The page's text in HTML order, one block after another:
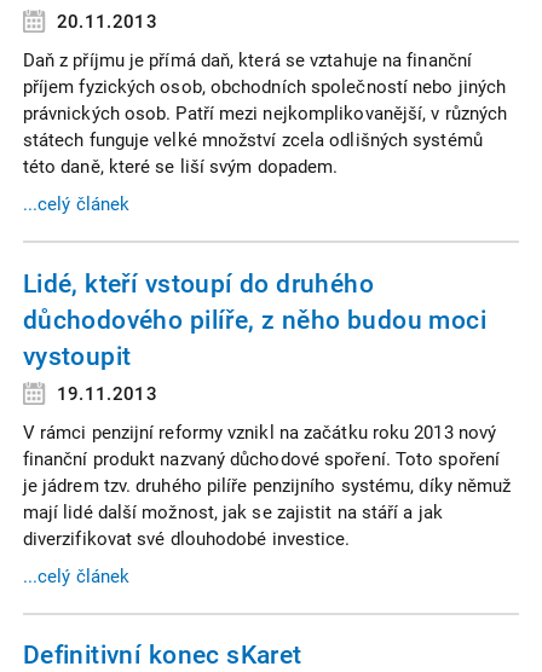
20.11.2013
Daň z příjmu je přímá daň, která se vztahuje na finanční
příjem fyzických osob, obchodních společností nebo jiných
právnických osob. Patří mezi nejkomplikovanější, v různých
státech funguje velké množství zcela odlišných systémů
této daně, které se liší svým dopadem.
...celý článek
Lidé, kteří vstoupí do druhého
důchodového pilíře, z něho budou moci
vystoupit
19.11.2013
V rámci penzijní reformy vznikl na začátku roku 2013 nový
finanční produkt nazvaný důchodové spoření. Toto spoření
je jádrem tzv. druhého pilíře penzijního systému, díky němuž
mají lidé další možnost, jak se zajistit na stáří a jak
diverzifikovat své dlouhodobé investice.
...celý článek
Definitivní konec sKaret